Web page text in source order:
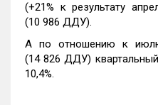
(+21% к результату
(10 986 ДДУ).
А по отношению к
(14 826 ДДУ)
10,4%.